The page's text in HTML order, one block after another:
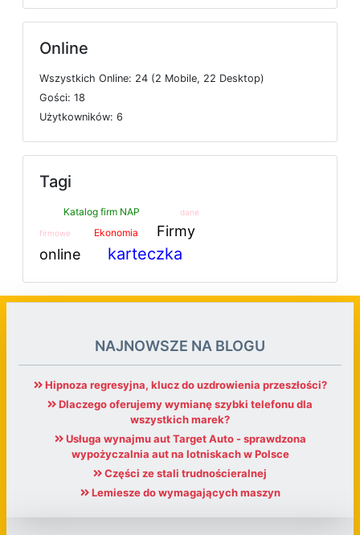
Online
Wszystkich Online: 24 (2 Mobile, 22 Desktop)
Gości: 18
Użytkowników: 6
Tagi
Katalog firm NAP dane
firmowe Ekonomia
Firmy
online
karteczka
NAJNOWSZE NA BLOGU
Hipnoza regresyjna, klucz do uzdrowienia przeszłości?
Dlaczego oferujemy wymianę szybki telefonu dla
wszystkich marek?
Usługa wynajmu aut Target Auto - sprawdzona
wypożyczalnia aut na lotniskach w Polsce
Części ze stali trudnościeralnej
Lemiesze do wymagających maszyn